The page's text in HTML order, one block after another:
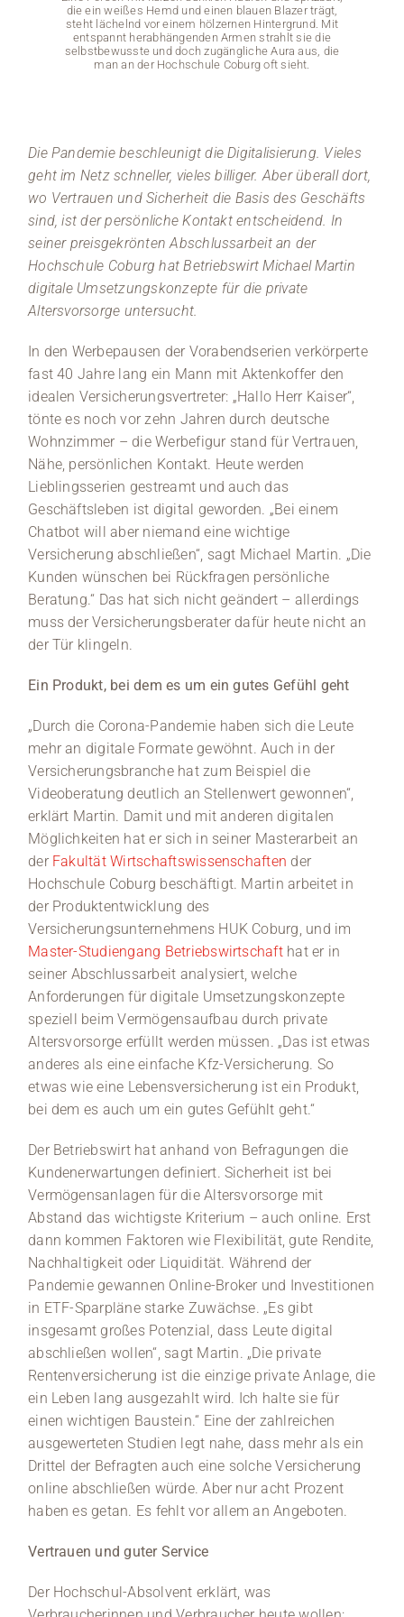
die ein weißes Hemd und einen blauen Blazer trägt,
steht lächelnd vor einem hölzernen Hintergrund. Mit
entspannt herabhängenden Armen strahlt sie die
selbstbewusste und doch zugängliche Aura aus, die
man an der Hochschule Coburg oft sieht.
Die Pandemie beschleunigt die Digitalisierung. Vieles
geht im Netz schneller, vieles billiger. Aber überall dort,
wo Vertrauen und Sicherheit die Basis des Geschäfts
sind, ist der persönliche Kontakt entscheidend. In
seiner preisgekrönten Abschlussarbeit an der
Hochschule Coburg hat Betriebswirt Michael Martin
digitale Umsetzungskonzepte für die private
Altersvorsorge untersucht.
In den Werbepausen der Vorabendserien verkörperte
fast 40 Jahre lang ein Mann mit Aktenkoffer den
idealen Versicherungsvertreter: „Hallo Herr Kaiser“,
tönte es noch vor zehn Jahren durch deutsche
Wohnzimmer – die Werbefigur stand für Vertrauen,
Nähe, persönlichen Kontakt. Heute werden
Lieblingsserien gestreamt und auch das
Geschäftsleben ist digital geworden. „Bei einem
Chatbot will aber niemand eine wichtige
Versicherung abschließen“, sagt Michael Martin. „Die
Kunden wünschen bei Rückfragen persönliche
Beratung.“ Das hat sich nicht geändert – allerdings
muss der Versicherungsberater dafür heute nicht an
der Tür klingeln.
Ein Produkt, bei dem es um ein gutes Gefühl geht
„Durch die Corona-Pandemie haben sich die Leute
mehr an digitale Formate gewöhnt. Auch in der
Versicherungsbranche hat zum Beispiel die
Videoberatung deutlich an Stellenwert gewonnen“,
erklärt Martin. Damit und mit anderen digitalen
Möglichkeiten hat er sich in seiner Masterarbeit an
der Fakultät Wirtschaftswissenschaften der
Hochschule Coburg beschäftigt. Martin arbeitet in
der Produktentwicklung des
Versicherungsunternehmens HUK Coburg, und im
Master-Studiengang Betriebswirtschafthat er in
seiner Abschlussarbeit analysiert, welche
Anforderungen für digitale Umsetzungskonzepte
speziell beim Vermögensaufbau durch private
Altersvorsorge erfüllt werden müssen. „Das ist etwas
anderes als eine einfache Kfz-Versicherung. So
etwas wie eine Lebensversicherung ist ein Produkt,
bei dem es auch um ein gutes Gefühlt geht.“
Der Betriebswirt hat anhand von Befragungen die
Kundenerwartungen definiert. Sicherheit ist bei
Vermögensanlagen für die Altersvorsorge mit
Abstand das wichtigste Kriterium – auch online. Erst
dann kommen Faktoren wie Flexibilität, gute Rendite,
Nachhaltigkeit oder Liquidität. Während der
Pandemie gewannen Online-Broker und Investitionen
in ETF-Sparpläne starke Zuwächse. „Es gibt
insgesamt großes Potenzial, dass Leute digital
abschließen wollen“, sagt Martin. „Die private
Rentenversicherung ist die einzige private Anlage, die
ein Leben lang ausgezahlt wird. Ich halte sie für
einen wichtigen Baustein.“ Eine der zahlreichen
ausgewerteten Studien legt nahe, dass mehr als ein
Drittel der Befragten auch eine solche Versicherung
online abschließen würde. Aber nur acht Prozent
haben es getan. Es fehlt vor allem an Angeboten.
Vertrauen und guter Service
Der Hochschul-Absolvent erklärt, was